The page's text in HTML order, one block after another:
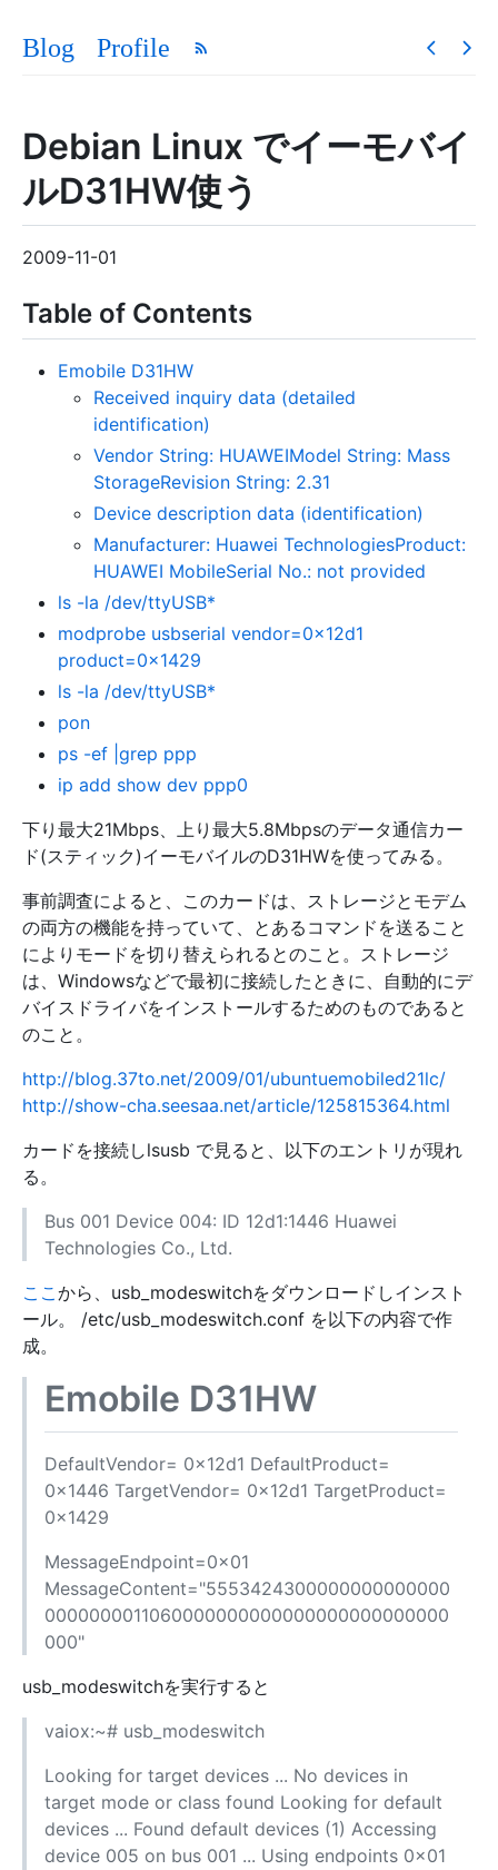
Blog Profile
Debian Linux でイーモバイ
ルD31HW使う
2009-11-01
Table of Contents
Emobile D31HW
Received inquiry data (detailed
identification)
Vendor String: HUAWEIModel String: Mass
StorageRevision String: 2.31
Device description data (identification)
Manufacturer: Huawei TechnologiesProduct:
HUAWEI MobileSerial No.: not provided
ls -la /dev/ttyUSB*
modprobe usbserial vendor=0x12d1
product=0x1429
ls -la /dev/ttyUSB*
pon
ps -ef |grep ppp
ip add show dev ppp0
下り最大21Mbps、上り最大5.8Mbpsのデータ通信カー
ド(スティック)イーモバイルのD31HWを使ってみる。
事前調査によると、このカードは、ストレージとモデム
の両方の機能を持っていて、とあるコマンドを送ること
によりモードを切り替えられるとのこと。ストレージ
は、Windowsなどで最初に接続したときに、自動的にデ
バイスドライバをインストールするためのものであると
のこと。
http://blog.37to.net/2009/01/ubuntuemobiled21lc/
http://show-cha.seesaa.net/article/125815364.html
カードを接続しlsusb で見ると、以下のエントリが現れ
る。
Bus 001 Device 004: ID 12d1:1446 Huawei
Technologies Co., Ltd.
ここ から、usb_modeswitchをダウンロードしインスト
ール。 /etc/usb_modeswitch.conf を以下の内容で作
成。
Emobile D31HW
DefaultVendor= 0x12d1 DefaultProduct=
0x1446 TargetVendor= 0x12d1 TargetProduct=
0x1429
MessageEndpoint=0x01
MessageContent="5553424300000000000000
0000000011060000000000000000000000000
000"
usb_modeswitchを実行すると
vaiox:~# usb_modeswitch
Looking for target devices ... No devices in
target mode or class found Looking for default
devices ... Found default devices (1) Accessing
device 005 on bus 001 ... Using endpoints 0x01